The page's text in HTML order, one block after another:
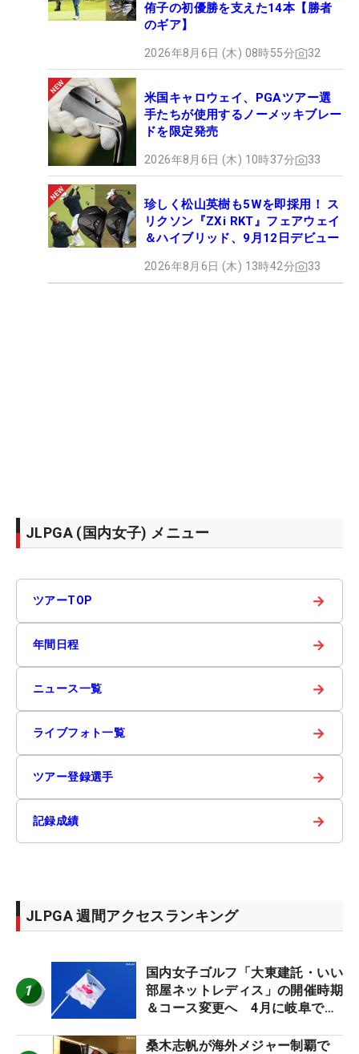
侑子の初優勝を支えた14本【勝者
のギア】
2026年8月6日 (木) 08時55分 32
米国キャロウェイ、PGAツアー選
手たちが使用するノーメッキブレー
ドを限定発売
2026年8月6日 (木) 10時37分 33
珍しく松山英樹も5Wを即採用！ ス
リクソン『ZXi RKT』フェアウェイ
＆ハイブリッド、9月12日デビュー
2026年8月6日 (木) 13時42分 33
JLPGA (国内女子) メニュー
ツアーTOP →
年間日程 →
ニュース一覧 →
ライブフォト一覧 →
ツアー登録選手 →
記録成績 →
JLPGA 週間アクセスランキング
1
国内女子ゴルフ「大東建託・いい
部屋ネットレディス」の開催時期
＆コース変更へ 4月に岐阜で開
桑木志帆が海外メジャー制覇で